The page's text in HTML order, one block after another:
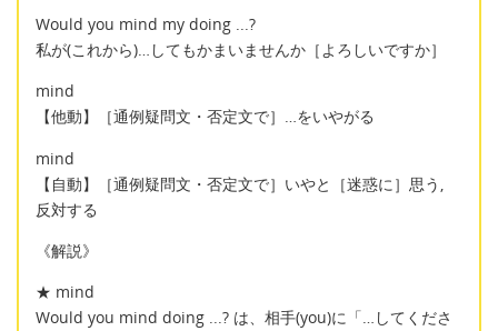
Would you mind my doing ...?
私が(これから)…してもかまいませんか［よろしいですか］
mind
【他動】［通例疑問文・否定文で］…をいやがる
mind
【自動】［通例疑問文・否定文で］いやと［迷惑に］思う,
反対する
《解説》
★ mind
Would you mind doing ...? は、相手(you)に「…してくださ